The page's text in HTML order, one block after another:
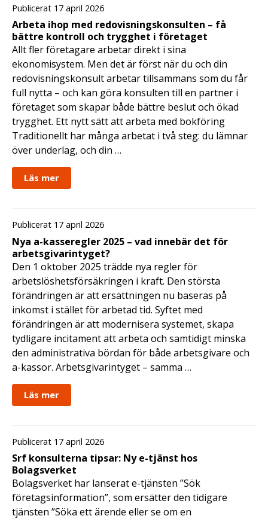
Publicerat 17 april 2026
Arbeta ihop med redovisningskonsulten – få
bättre kontroll och trygghet i företaget
Allt fler företagare arbetar direkt i sina
ekonomisystem. Men det är först när du och din
redovisningskonsult arbetar tillsammans som du får
full nytta – och kan göra konsulten till en partner i
företaget som skapar både bättre beslut och ökad
trygghet. Ett nytt sätt att arbeta med bokföring
Traditionellt har många arbetat i två steg: du lämnar
över underlag, och din …
Läs mer
Publicerat 17 april 2026
Nya a-kasseregler 2025 – vad innebär det för
arbetsgivarintyget?
Den 1 oktober 2025 trädde nya regler för
arbetslöshetsförsäkringen i kraft. Den största
förändringen är att ersättningen nu baseras på
inkomst i stället för arbetad tid. Syftet med
förändringen är att modernisera systemet, skapa
tydligare incitament att arbeta och samtidigt minska
den administrativa bördan för både arbetsgivare och
a-kassor. Arbetsgivarintyget – samma …
Läs mer
Publicerat 17 april 2026
Srf konsulterna tipsar: Ny e-tjänst hos
Bolagsverket
Bolagsverket har lanserat e-tjänsten ”Sök
företagsinformation”, som ersätter den tidigare
tjänsten ”Söka ett ärende eller se om en